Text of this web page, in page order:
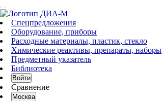
Спецпредложения
Оборудование, приборы
Расходные материалы, пластик, стекло
Химические реактивы, препараты, наборы
Предметный указатель
Библиотека
Войти
Сравнение
Москва